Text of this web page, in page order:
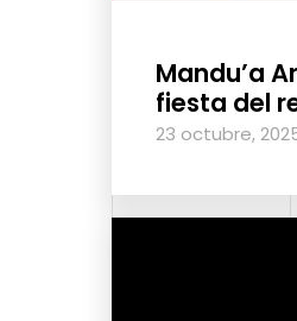
Mandu’a
fiesta del
23 octubre,